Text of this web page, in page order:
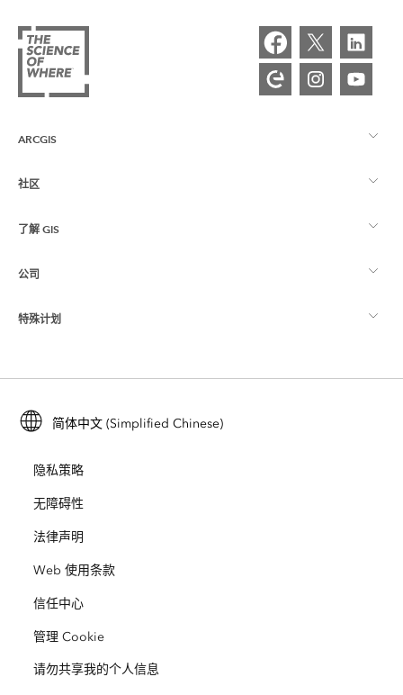
ARCGIS
ArcGIS 概览
制图
Esri Store
社区
Esri 社区
ArcGIS 博客
Esri 年轻专家关系网
了解 GIS
什么是 GIS？
位置智能
培训
ArcUser
ArcNews
ArcWatch
Esri 视频
公司
关于 Esri
招贤纳士
开放视野
业务行为准则
网站地图
特殊计划
ArcGIS for Student Use
保护
教育
种族平等
简体中文 (Simplified Chinese)
隐私策略
无障碍性
法律声明
Web 使用条款
信任中心
管理 Cookie
请勿共享我的个人信息